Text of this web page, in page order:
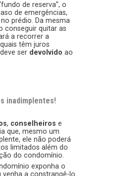
de reserva”, o
de emergências,
prédio. Da mesma
conseguir quitar as
a recorrer a
têm juros
ser devolvido ao
inadimplentes!
, conselheiros e
que, mesmo um
ele não poderá
limitados além do
do condomínio.
exponha o
a constrangê-lo